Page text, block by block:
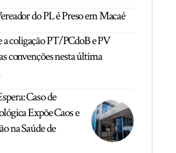
do PL é Preso em Macaé
coligação PT/PCdoB e PV
convenções nesta última
Caso de
Expõe Caos e
na Saúde de